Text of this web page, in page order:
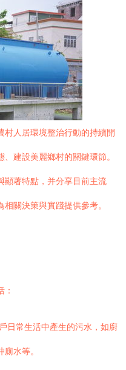
村人居環境整治行動的持續開
建設美麗鄉村的關鍵環節。
顯著特點，并分享目前主流
關決策與實踐提供參考。
日常生活中產生的污水，如廚
水等。